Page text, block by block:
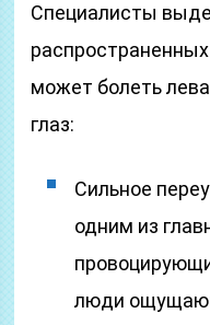
Специалисты
может болеть
глаз:
Сильное
одним из
люди